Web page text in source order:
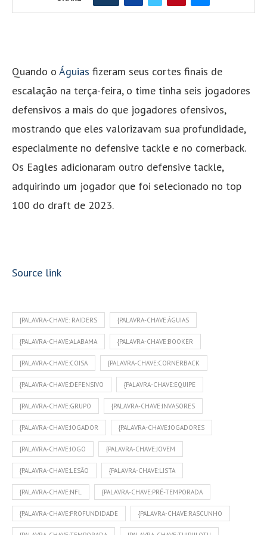
Quando o Águias fizeram seus cortes finais de
escalação na terça-feira, o time tinha seis jogadores
defensivos a mais do que jogadores ofensivos,
mostrando que eles valorizavam sua profundidade,
especialmente no defensive tackle e no cornerback.
Os Eagles adicionaram outro defensive tackle,
adquirindo um jogador que foi selecionado no top
100 do draft de 2023.
Source link
{PALAVRA-CHAVE: RAIDERS {PALAVRA-CHAVE:ÁGUIAS
{PALAVRA-CHAVE:ALABAMA {PALAVRA-CHAVE:BOOKER
{PALAVRA-CHAVE:COISA {PALAVRA-CHAVE:CORNERBACK
{PALAVRA-CHAVE:DEFENSIVO {PALAVRA-CHAVE:EQUIPE
{PALAVRA-CHAVE:GRUPO {PALAVRA-CHAVE:INVASORES
{PALAVRA-CHAVE:JOGADOR {PALAVRA-CHAVE:JOGADORES
{PALAVRA-CHAVE:JOGO {PALAVRA-CHAVE:JOVEM
{PALAVRA-CHAVE:LESÃO {PALAVRA-CHAVE:LISTA
{PALAVRA-CHAVE:NFL {PALAVRA-CHAVE:PRÉ-TEMPORADA
{PALAVRA-CHAVE:PROFUNDIDADE {PALAVRA-CHAVE:RASCUNHO